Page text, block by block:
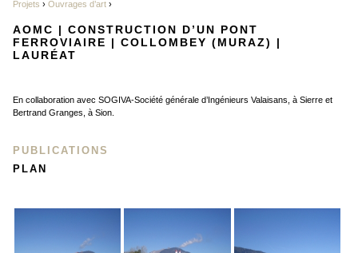
Projets › Ouvrages d’art ›
AOMC | CONSTRUCTION D’UN PONT
FERROVIAIRE | COLLOMBEY (MURAZ) |
LAURÉAT
En collaboration avec SOGIVA-Société générale d’Ingénieurs Valaisans, à Sierre et
Bertrand Granges, à Sion.
PUBLICATIONS
PLAN